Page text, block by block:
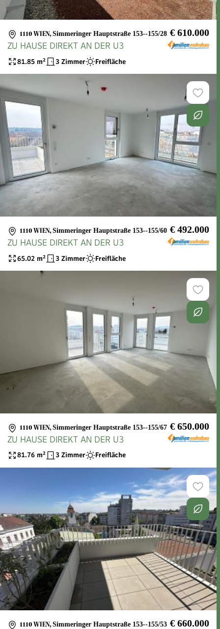
1110 WIEN, Simmeringer Hauptstraße 153--155/28 € 610.000
ZU HAUSE DIREKT AN DER U3
81.85 m² 3 Zimmer Freifläche
1110 WIEN, Simmeringer Hauptstraße 153--155/60 € 492.000
ZU HAUSE DIREKT AN DER U3
65.02 m² 3 Zimmer Freifläche
1110 WIEN, Simmeringer Hauptstraße 153--155/67 € 650.000
ZU HAUSE DIREKT AN DER U3
81.76 m² 3 Zimmer Freifläche
1110 WIEN, Simmeringer Hauptstraße 153--155/53 € 660.000